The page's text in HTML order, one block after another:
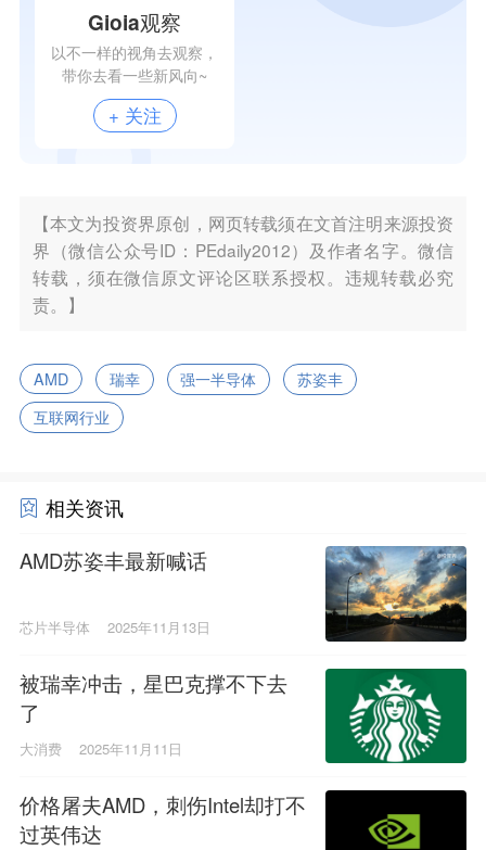
Gioia观察
以不一样的视角去观察，
带你去看一些新风向~
+ 关注
【本文为投资界原创，网页转载须在文首注明来源投资
界（微信公众号ID：PEdaily2012）及作者名字。微信
转载，须在微信原文评论区联系授权。违规转载必究
责。】
AMD 瑞幸 强一半导体
苏姿丰
互联网行业
相关资讯
AMD苏姿丰最新喊话
芯片半导体 2025年11月13日
被瑞幸冲击，星巴克撑不下去
了
大消费 2025年11月11日
价格屠夫AMD，刺伤Intel却打不
过英伟达